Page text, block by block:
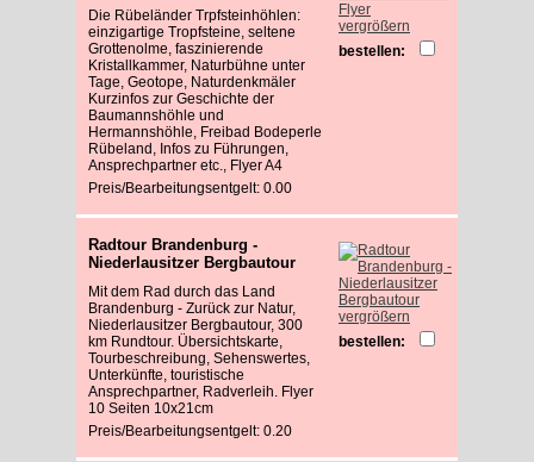
Die Rübeländer Trpfsteinhöhlen:
einzigartige Tropfsteine, seltene
Grottenolme, faszinierende
Kristallkammer, Naturbühne unter
Tage, Geotope, Naturdenkmäler
Kurzinfos zur Geschichte der
Baumannshöhle und
Hermannshöhle, Freibad Bodeperle
Rübeland, Infos zu Führungen,
Ansprechpartner etc., Flyer A4
Preis/Bearbeitungsentgelt: 0.00
vergrößern
bestellen:
Radtour Brandenburg -
Niederlausitzer Bergbautour
Mit dem Rad durch das Land
Brandenburg - Zurück zur Natur,
Niederlausitzer Bergbautour, 300
km Rundtour. Übersichtskarte,
Tourbeschreibung, Sehenswertes,
Unterkünfte, touristische
Ansprechpartner, Radverleih. Flyer
10 Seiten 10x21cm
Preis/Bearbeitungsentgelt: 0.20
vergrößern
bestellen: